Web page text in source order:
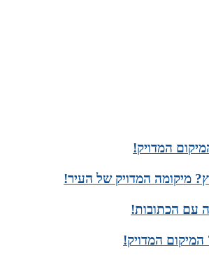
המדויק!
מיקומה המדויק של העיר!
עם הכתובות!
המדויק!